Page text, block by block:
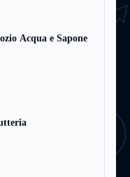
Acqua e Sapone